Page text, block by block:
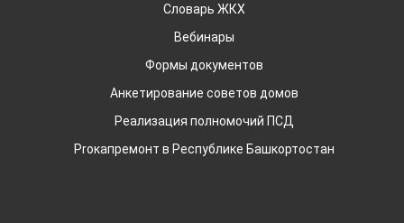
Словарь ЖКХ
Вебинары
Формы документов
Анкетирование советов домов
Реализация полномочий ПСД
Proкапремонт в Республике Башкортостан